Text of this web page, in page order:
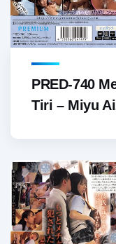
PRED-740
Tiri – Miyu